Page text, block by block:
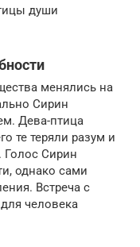
души
менялись на
Сирин
Дева-птица
те теряли разум и
Сирин
однако сами
Встреча с
человека